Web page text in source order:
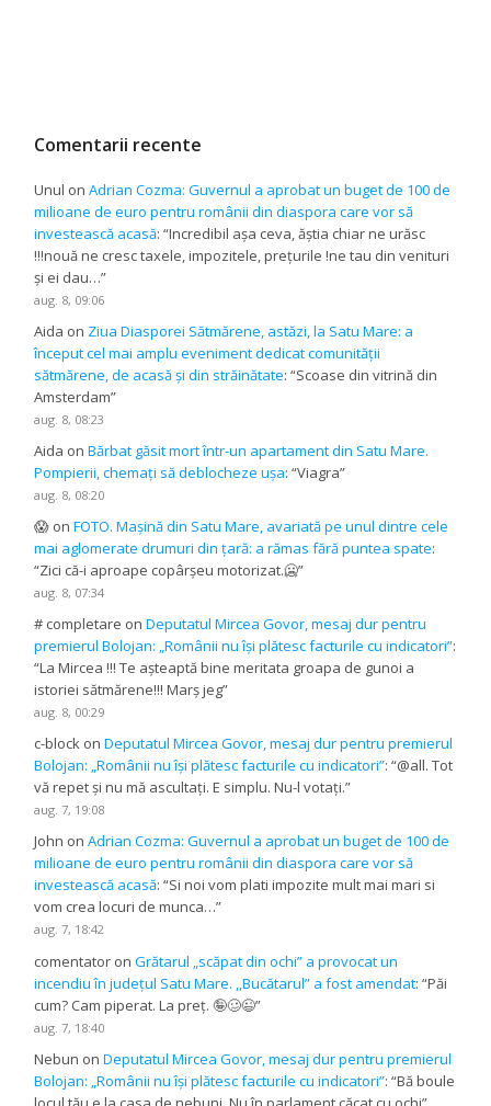
Comentarii recente
Unul onAdrian Cozma: Guvernul a aprobat un buget de 100 de
milioane de euro pentru românii din diaspora care vor să
investească acasă: “Incredibil așa ceva, ăștia chiar ne urăsc
!!!nouă ne cresc taxele, impozitele, prețurile !ne tau din venituri
și ei dau…”
aug. 8, 09:06
Aida on Ziua Diasporei Sătmărene, astăzi, la Satu Mare: a
început cel mai amplu eveniment dedicat comunității
sătmărene, de acasă și din străinătate: “Scoase din vitrină din
Amsterdam”
aug. 8, 08:23
Aida onBărbat găsit mort într-un apartament din Satu Mare.
Pompierii, chemați să deblocheze ușa: “Viagra”
aug. 8, 08:20
😱 onFOTO. Mașină din Satu Mare, avariată pe unul dintre cele
mai aglomerate drumuri din țară: a rămas fără puntea spate:
“Zici că-i aproape copârșeu motorizat.🥶”
aug. 8, 07:34
# completare onDeputatul Mircea Govor, mesaj dur pentru
premierul Bolojan: „Românii nu își plătesc facturile cu indicatori”:
“La Mircea !!! Te așteaptă bine meritata groapa de gunoi a
istoriei sătmărene!!! Marș jeg”
aug. 8, 00:29
c-block onDeputatul Mircea Govor, mesaj dur pentru premierul
Bolojan: „Românii nu își plătesc facturile cu indicatori”: “@all. Tot
vă repet și nu mă ascultați. E simplu. Nu-l votați.”
aug. 7, 19:08
John onAdrian Cozma: Guvernul a aprobat un buget de 100 de
milioane de euro pentru românii din diaspora care vor să
investească acasă: “Si noi vom plati impozite mult mai mari si
vom crea locuri de munca…”
aug. 7, 18:42
comentator onGrătarul „scăpat din ochi” a provocat un
incendiu în județul Satu Mare. ,,Bucătarul” a fost amendat: “Păi
cum? Cam piperat. La preț. 🤪🥴😉”
aug. 7, 18:40
Nebun onDeputatul Mircea Govor, mesaj dur pentru premierul
Bolojan: „Românii nu își plătesc facturile cu indicatori”: “Bă boule